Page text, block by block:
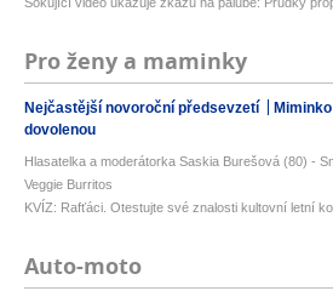
Šokující video ukazuje zkázu na palubě: Prudký
Pro ženy a maminky
Nejčastější novoroční předsevzetí
dovolenou
Hlasatelka a moderátorka Saskia Burešová (80) -
Veggie Burritos
KVÍZ: Rafťáci. Otestujte své znalosti kultovní letní
Auto-moto